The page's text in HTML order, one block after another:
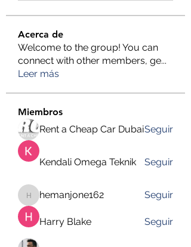
Acerca de
Welcome to the group! You can
connect with other members, ge...
Leer más
Miembros
Rent a Cheap Car DubaiSeguir
Kendali Omega Teknik Seguir
hemanjone162
hemanjone162 Seguir
Harry Blake Seguir